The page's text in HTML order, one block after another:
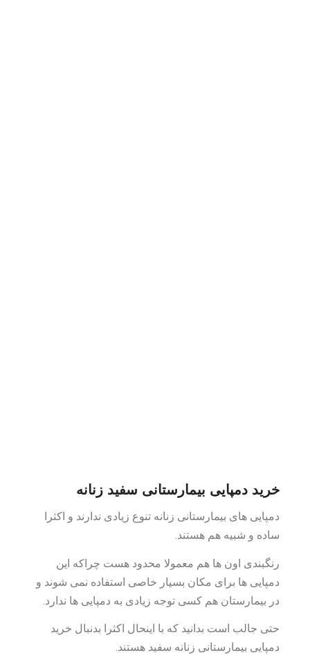
خرید دمپایی بیمارستانی سفید زنانه
دمپایی های بیمارستانی زنانه تنوع زیادی ندارند و اکثرا
ساده و شبیه هم هستند.
رنگبندی اون ها هم معمولا محدود هست چراکه این
دمپایی ها برای مکان بسیار خاصی استفاده نمی شوند و
در بیمارستان هم کسی توجه زیادی به دمپایی ها ندارد.
حتی جالب است بدانید که با اینحال اکثرا بدنبال خرید
دمپایی بیمارستانی زنانه سفید هستند.